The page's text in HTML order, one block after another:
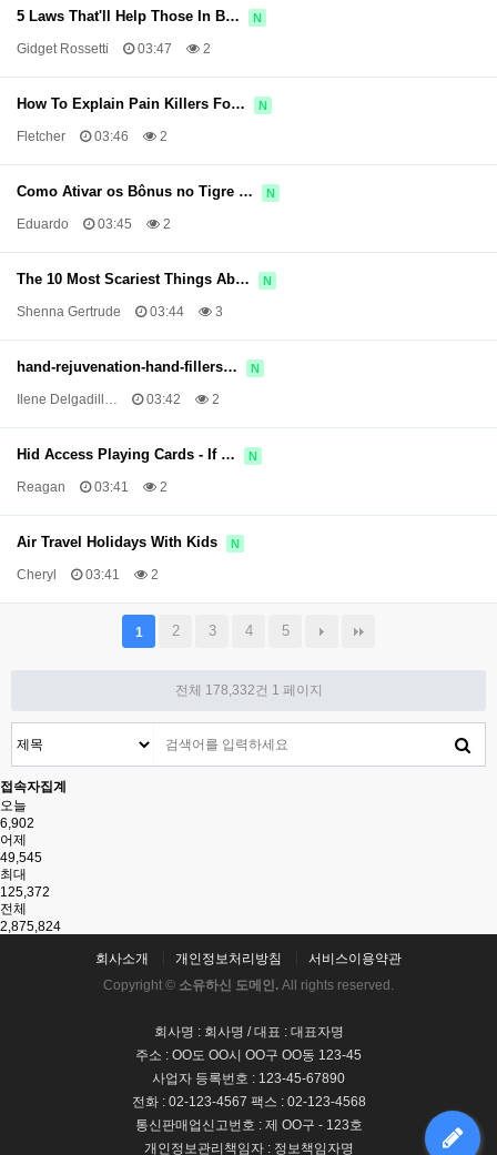
5 Laws That'll Help Those In B… N
Gidget Rossetti 03:47 2
How To Explain Pain Killers Fo… N
Fletcher 03:46 2
Como Ativar os Bônus no Tigre … N
Eduardo 03:45 2
The 10 Most Scariest Things Ab… N
Shenna Gertrude 03:44 3
hand-rejuvenation-hand-fillers… N
Ilene Delgadill… 03:42 2
Hid Access Playing Cards - If … N
Reagan 03:41 2
Air Travel Holidays With Kids N
Cheryl 03:41 2
1 2 3 4 5
전체 178,332건 1 페이지
접속자집계
오늘
6,902
어제
49,545
최대
125,372
전체
2,875,824
회사소개 개인정보처리방침
서비스이용약관
Copyright © 소유하신 도메인. All rights reserved.
회사명 : 회사명 / 대표 : 대표자명
주소 : OO도 OO시 OO구 OO동 123-45
사업자 등록번호 : 123-45-67890
전화 : 02-123-4567 팩스 : 02-123-4568
통신판매업신고번호 : 제 OO구 - 123호
개인정보관리책임자 : 정보책임자명